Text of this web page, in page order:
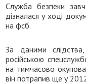
Служба безпеки
дізналася у ході
на фсб.
За даними слідства,
російською
на тимчасово
він потрапив ще у